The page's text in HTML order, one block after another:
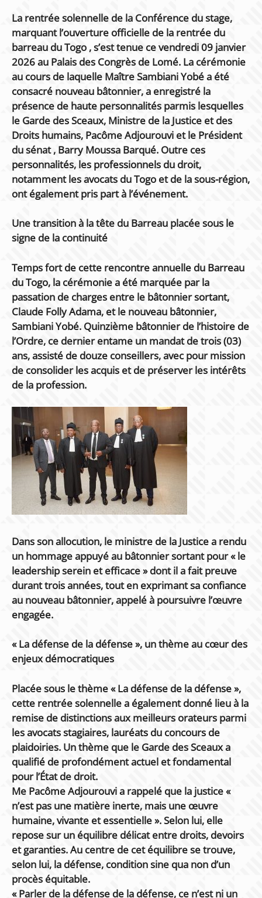
La rentrée solennelle de la Conférence du stage,
marquant l’ouverture officielle de la rentrée du
barreau du Togo , s’est tenue ce vendredi 09 janvier
2026 au Palais des Congrès de Lomé. La cérémonie
au cours de laquelle Maître Sambiani Yobé a été
consacré nouveau bâtonnier, a enregistré la
présence de haute personnalités parmis lesquelles
le Garde des Sceaux, Ministre de la Justice et des
Droits humains, Pacôme Adjourouvi et le Président
du sénat , Barry Moussa Barqué. Outre ces
personnalités, les professionnels du droit,
notamment les avocats du Togo et de la sous-région,
ont également pris part à l’événement.
Une transition à la tête du Barreau placée sous le
signe de la continuité
Temps fort de cette rencontre annuelle du Barreau
du Togo, la cérémonie a été marquée par la
passation de charges entre le bâtonnier sortant,
Claude Folly Adama, et le nouveau bâtonnier,
Sambiani Yobé. Quinzième bâtonnier de l’histoire de
l’Ordre, ce dernier entame un mandat de trois (03)
ans, assisté de douze conseillers, avec pour mission
de consolider les acquis et de préserver les intérêts
de la profession.
Dans son allocution, le ministre de la Justice a rendu
un hommage appuyé au bâtonnier sortant pour « le
leadership serein et efficace » dont il a fait preuve
durant trois années, tout en exprimant sa confiance
au nouveau bâtonnier, appelé à poursuivre l’œuvre
engagée.
« La défense de la défense », un thème au cœur des
enjeux démocratiques
Placée sous le thème « La défense de la défense »,
cette rentrée solennelle a également donné lieu à la
remise de distinctions aux meilleurs orateurs parmi
les avocats stagiaires, lauréats du concours de
plaidoiries. Un thème que le Garde des Sceaux a
qualifié de profondément actuel et fondamental
pour l’État de droit.
Me Pacôme Adjourouvi a rappelé que la justice «
n’est pas une matière inerte, mais une œuvre
humaine, vivante et essentielle ». Selon lui, elle
repose sur un équilibre délicat entre droits, devoirs
et garanties. Au centre de cet équilibre se trouve,
selon lui, la défense, condition sine qua non d’un
procès équitable.
« Parler de la défense de la défense, ce n’est ni un